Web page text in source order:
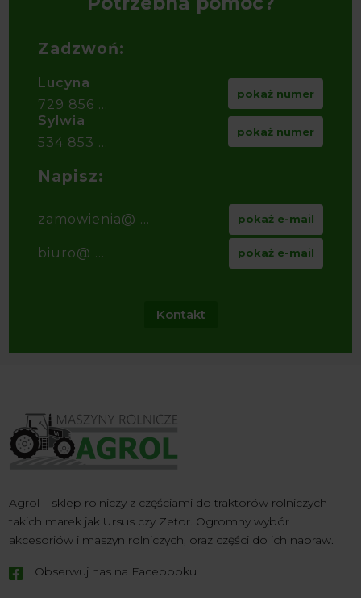
Zadzwoń:
Lucyna
729 856 ...
pokaż numer
Sylwia
534 853 ...
pokaż numer
Napisz:
zamowienia@ ... pokaż e-mail
biuro@ ... pokaż e-mail
Kontakt
Agrol – sklep rolniczy z częściami do traktorów rolniczych
takich marek jak Ursus czy Zetor. Ogromny wybór
akcesoriów i maszyn rolniczych, oraz części do ich napraw.
 Obserwuj nas na Facebooku